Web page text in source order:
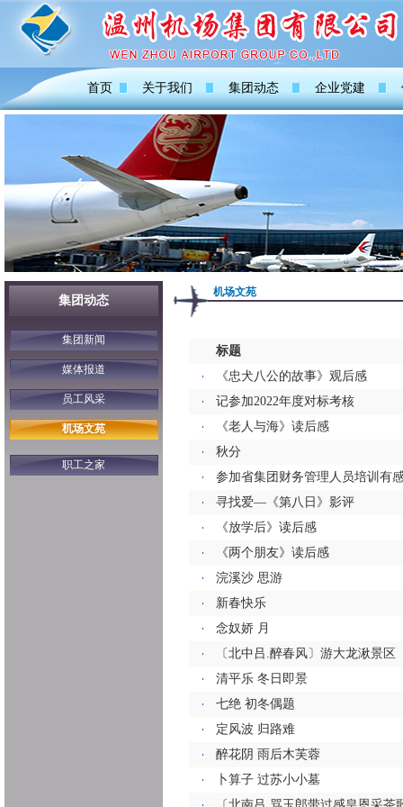
首页 关于我们 集团动态 企业党建
集团动态
集团新闻
媒体报道
员工风采
机场文苑
职工之家
机场文苑
标题
《忠犬八公的故事》观后感
记参加2022年度对标考核
《老人与海》读后感
秋分
参加省集团财务管理人员培训有
寻找爱—《第八日》影评
《放学后》读后感
《两个朋友》读后感
浣溪沙 思游
新春快乐
念奴娇 月
〔北中吕.醉春风〕游大龙湫景区
清平乐 冬日即景
七绝 初冬偶题
定风波 归路难
醉花阴 雨后木芙蓉
卜算子 过苏小小墓